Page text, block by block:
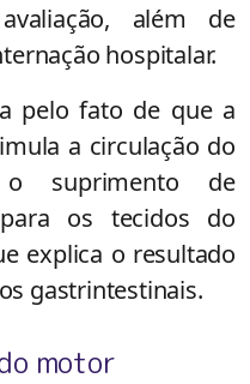
além de
hospitalar.
pelo fato de que a
a circulação do
o suprimento de
os tecidos do
explica o resultado
gastrintestinais.
motor